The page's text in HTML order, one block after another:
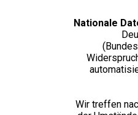
Nationale
Wir treffen